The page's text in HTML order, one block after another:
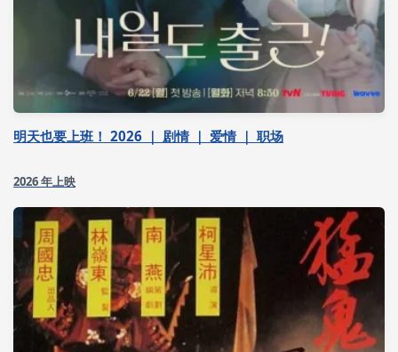
明天也要上班！ 2026 ｜ 剧情 ｜ 爱情 ｜ 职场
2026 年上映